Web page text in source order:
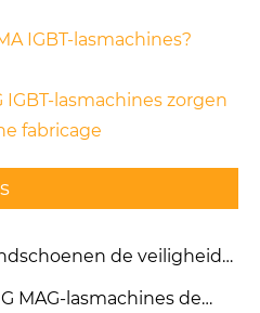
IGBT-lasmachines?
IGBT-lasmachines zorgen
fabricage
de veiligheid
MAG-lasmachines de